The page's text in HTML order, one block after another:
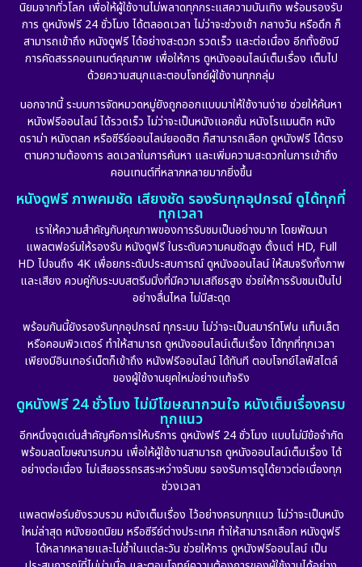
นิยมจากทั่วโลก เพื่อให้ผู้ใช้งานไม่พลาดทุกกระแสความบันเทิง พร้อมรองรับ
การ ดูหนังฟรี 24 ชั่วโมง ได้ตลอดเวลา ไม่ว่าจะช่วงเช้า กลางวัน หรือดึก ก็
สามารถเข้าถึง หนังดูฟรี ได้อย่างสะดวก รวดเร็ว และต่อเนื่อง อีกทั้งยังมี
การคัดสรรคอนเทนต์คุณภาพ เพื่อให้การ ดูหนังออนไลน์เต็มเรื่อง เต็มไป
ด้วยความสนุกและตอบโจทย์ผู้ใช้งานทุกกลุ่ม
นอกจากนี้ ระบบการจัดหมวดหมู่ยังถูกออกแบบมาให้ใช้งานง่าย ช่วยให้ค้นหา
หนังฟรีออนไลน์ ได้รวดเร็ว ไม่ว่าจะเป็นหนังแอคชั่น หนังโรแมนติก หนัง
ดราม่า หนังตลก หรือซีรีย์ออนไลน์ยอดฮิต ก็สามารถเลือก ดูหนังฟรี ได้ตรง
ตามความต้องการ ลดเวลาในการค้นหา และเพิ่มความสะดวกในการเข้าถึง
คอนเทนต์ที่หลากหลายมากยิ่งขึ้น
หนังดูฟรี ภาพคมชัด เสียงชัด รองรับทุกอุปกรณ์ ดูได้ทุกที่
ทุกเวลา
เราให้ความสำคัญกับคุณภาพของการรับชมเป็นอย่างมาก โดยพัฒนา
แพลตฟอร์มให้รองรับ หนังดูฟรี ในระดับความคมชัดสูง ตั้งแต่ HD, Full
HD ไปจนถึง 4K เพื่อยกระดับประสบการณ์ ดูหนังออนไลน์ ให้สมจริงทั้งภาพ
และเสียง ควบคู่กับระบบสตรีมมิ่งที่มีความเสถียรสูง ช่วยให้การรับชมเป็นไป
อย่างลื่นไหล ไม่มีสะดุด
พร้อมกันนี้ยังรองรับทุกอุปกรณ์ ทุกระบบ ไม่ว่าจะเป็นสมาร์ทโฟน แท็บเล็ต
หรือคอมพิวเตอร์ ทำให้สามารถ ดูหนังออนไลน์เต็มเรื่อง ได้ทุกที่ทุกเวลา
เพียงมีอินเทอร์เน็ตก็เข้าถึง หนังฟรีออนไลน์ ได้ทันที ตอบโจทย์ไลฟ์สไตล์
ของผู้ใช้งานยุคใหม่อย่างแท้จริง
ดูหนังฟรี 24 ชั่วโมง ไม่มีโฆษณากวนใจ หนังเต็มเรื่องครบ
ทุกแนว
อีกหนึ่งจุดเด่นสำคัญคือการให้บริการ ดูหนังฟรี 24 ชั่วโมง แบบไม่มีข้อจำกัด
พร้อมลดโฆษณารบกวน เพื่อให้ผู้ใช้งานสามารถ ดูหนังออนไลน์เต็มเรื่อง ได้
อย่างต่อเนื่อง ไม่เสียอรรถรสระหว่างรับชม รองรับการดูได้ยาวต่อเนื่องทุก
ช่วงเวลา
แพลตฟอร์มยังรวบรวม หนังเต็มเรื่อง ไว้อย่างครบทุกแนว ไม่ว่าจะเป็นหนัง
ใหม่ล่าสุด หนังยอดนิยม หรือซีรีย์ต่างประเทศ ทำให้สามารถเลือก หนังดูฟรี
ได้หลากหลายและไม่ซ้ำในแต่ละวัน ช่วยให้การ ดูหนังฟรีออนไลน์ เป็น